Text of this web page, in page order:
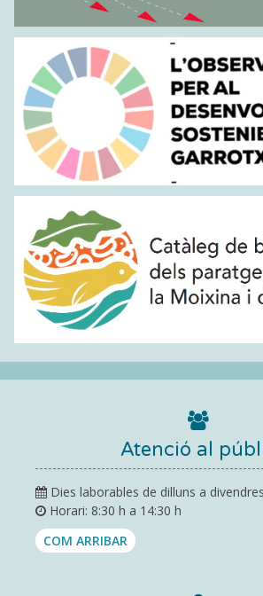
Atenció al
Dies laborables de dilluns a divendres
Horari: 8:30 h a 14:30 h
COM ARRIBAR